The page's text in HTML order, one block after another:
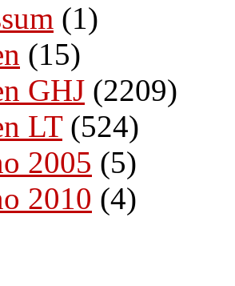
(1)
(15)
GHJ (2209)
LT(524)
2005 (5)
2010 (4)